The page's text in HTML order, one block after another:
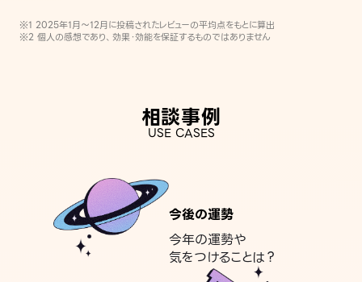
※1 2025年1月〜12月に投稿されたレビューの平均点をもとに算出
※2 個人の感想であり、効果・効能を保証するものではありません
相談事例
USE CASES
今後の運勢
今年の運勢や
気をつけることは？